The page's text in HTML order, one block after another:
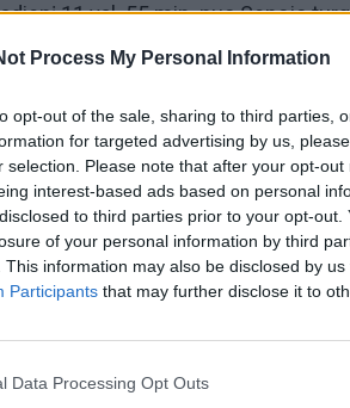
Process My Personal Information
opt-out of the sale, sharing to third parties,
for targeted advertising by us,
selection. Please note that after your opt-
interest-based ads based on personal
to third parties prior to your opt-
of your personal information by third
This information may also be disclosed by
Participants that may further disclose it to
Data Processing Opt Outs
11 val. 55 min. nuo Senojo
ir visi gamtai neabejingi
Klaipėdos "Ąžuolyno"
licėjaus auklėtinė S. S.
neatsitiktinai. Mat
metu penktadieniais jaunimas